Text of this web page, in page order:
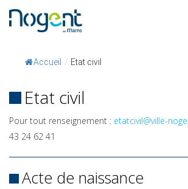
Accueil / Etat civil
Etat civil
Pour tout renseignement : etatcivil@ville-
43 24 62 41
Acte de naissance